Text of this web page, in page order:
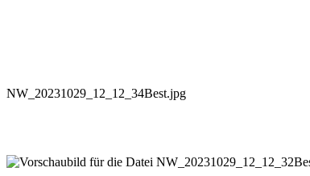
NW_20231029_12_12_34Best.jpg